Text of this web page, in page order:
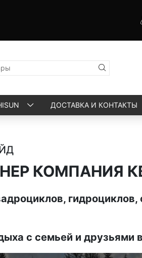
ДОСТАВКА И КОНТАКТЫ
КОМПАНИЯ
гидроциклов,
с семьей и друзьями